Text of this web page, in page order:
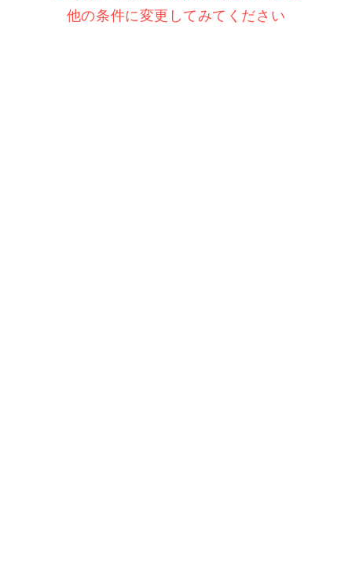
他の条件に変更してみてください